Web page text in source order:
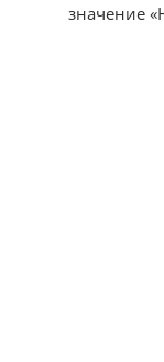
значение